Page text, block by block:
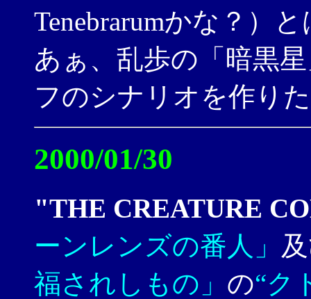
Tenebrarumかな？）
あぁ、乱歩の「暗黒
フのシナリオを作り
2000/01/30
"THE CREATURE
ーンレンズの番人」
福されしもの」 の“ク